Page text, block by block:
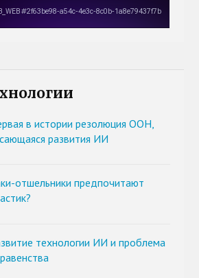
в истории резолюция ООН,
развития ИИ
отшельники предпочитают
технологии ИИ и проблема